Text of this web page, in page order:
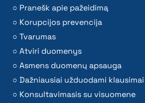
Pranešk apie pažeidimą
Korupcijos prevencija
Tvarumas
Atviri duomenys
Asmens duomenų apsauga
Dažniausiai užduodami klausimai
Konsultavimasis su visuomene